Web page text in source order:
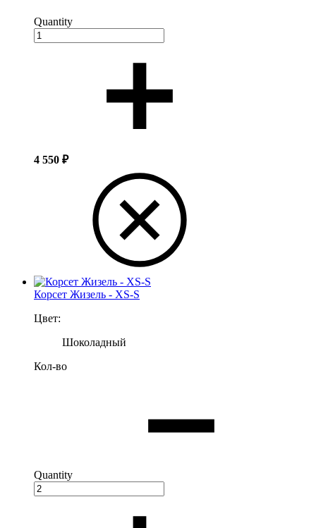
Quantity
4 550 ₽
Корсет Жизель - XS-S
Цвет:
Шоколадный
Кол-во
Quantity